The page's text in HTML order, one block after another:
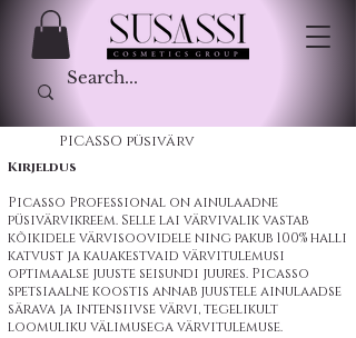
PICASSO püsivärv
Kirjeldus
Picasso Professional on ainulaadne
püsivärvikreem. Selle lai värvivalik vastab
kõikidele värvisoovidele ning pakub 100% halli
katvust ja kauakestvaid värvitulemusi
optimaalse juuste seisundi juures. Picasso
spetsiaalne koostis annab juustele ainulaadse
särava ja intensiivse värvi, tegelikult
loomuliku välimusega värvitulemuse.